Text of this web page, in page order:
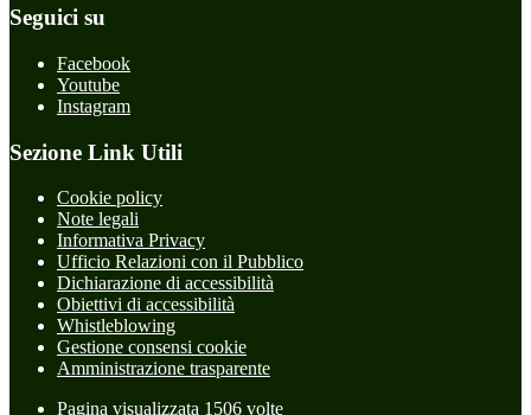
Seguici su
Facebook
Youtube
Instagram
Sezione Link Utili
Cookie policy
Note legali
Informativa Privacy
Ufficio Relazioni con il Pubblico
Dichiarazione di accessibilità
Obiettivi di accessibilità
Whistleblowing
Gestione consensi cookie
Amministrazione trasparente
Pagina visualizzata 1506 volte